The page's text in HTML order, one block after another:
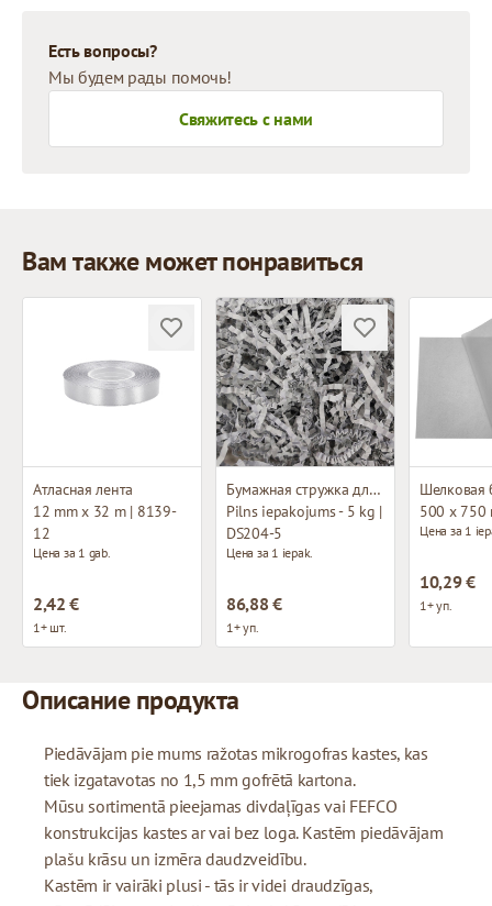
Есть вопросы?
Мы будем рады помочь!
Свяжитесь с нами
Вам также может понравиться
Атласная лента
12 mm x 32 m | 8139-
12
Цена за 1 gab.
2,42 €
1+ шт.
Бумажная стружка для декорирования
Pilns iepakojums - 5 kg |
DS204-5
Цена за 1 iepak.
86,88 €
1+ уп.
Шелковая
500 x 750
Цена за 1
10,29 €
1+ уп.
Описание продукта
Piedāvājam pie mums ražotas mikrogofras kastes, kas
tiek izgatavotas no 1,5 mm gofrētā kartona.
Mūsu sortimentā pieejamas divdaļīgas vai FEFCO
konstrukcijas kastes ar vai bez loga. Kastēm piedāvājam
plašu krāsu un izmēra daudzveidību.
Kastēm ir vairāki plusi - tās ir videi draudzīgas,